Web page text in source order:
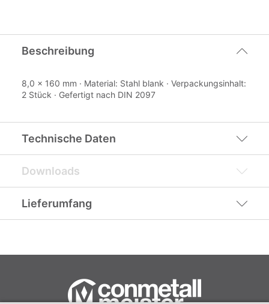
Beschreibung
8,0 x 160 mm · Material: Stahl blank · Verpackungsinhalt:
2 Stück · Gefertigt nach DIN 2097
Technische Daten
Downloads
Lieferumfang